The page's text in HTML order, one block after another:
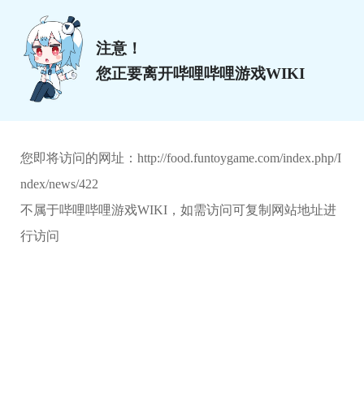
注意！
您正要离开哔哩哔哩游戏WIKI
您即将访问的网址： http://food.funtoygame.com/index.php/I
ndex/news/422
不属于哔哩哔哩游戏WIKI，如需访问可复制网站地址进
行访问